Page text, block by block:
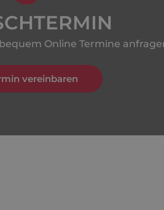
Online Termine
vereinbaren